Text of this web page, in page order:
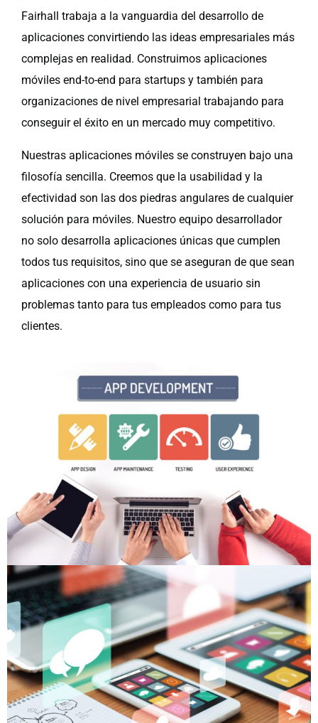
Fairhall trabaja a la vanguardia del desarrollo de
aplicaciones convirtiendo las ideas empresariales más
complejas en realidad. Construimos aplicaciones
móviles end-to-end para startups y también para
organizaciones de nivel empresarial trabajando para
conseguir el éxito en un mercado muy competitivo.
Nuestras aplicaciones móviles se construyen bajo una
filosofía sencilla. Creemos que la usabilidad y la
efectividad son las dos piedras angulares de cualquier
solución para móviles. Nuestro equipo desarrollador
no solo desarrolla aplicaciones únicas que cumplen
todos tus requisitos, sino que se aseguran de que sean
aplicaciones con una experiencia de usuario sin
problemas tanto para tus empleados como para tus
clientes.